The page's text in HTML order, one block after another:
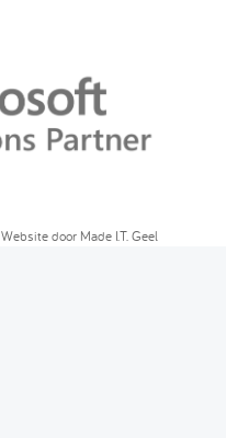
Website door Made I.T. Geel